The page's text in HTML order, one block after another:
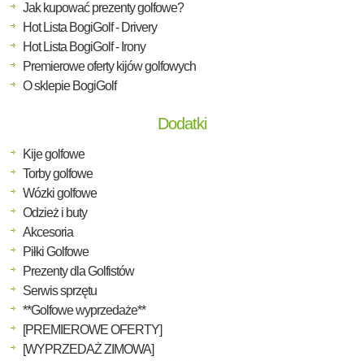
Jak kupować prezenty golfowe?
Hot Lista BogiGolf - Drivery
Hot Lista BogiGolf - Irony
Premierowe oferty kijów golfowych
O sklepie BogiGolf
Dodatki
Kije golfowe
Torby golfowe
Wózki golfowe
Odzież i buty
Akcesoria
Piłki Golfowe
Prezenty dla Golfistów
Serwis sprzętu
**Golfowe wyprzedaże**
[PREMIEROWE OFERTY]
[WYPRZEDAŻ ZIMOWA]